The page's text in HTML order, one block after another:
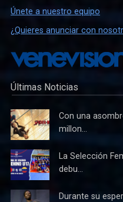
Únete a nuestro equipo
¿Quieres anunciar con
Últimas Noticias
Con una
millon...
La Selección
debu...
Durante su